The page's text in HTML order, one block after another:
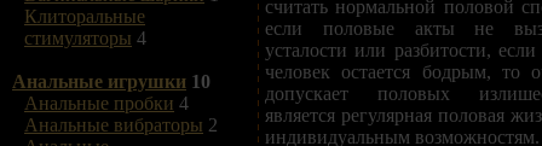
Клиторальные
стимуляторы 4
Анальные игрушки 10
Анальные пробки 4
Анальные вибраторы 2
считать нормальной половой
если половые акты не
усталости или разбитости,
человек остается бодрым, то
допускает половых
является регулярная половая
индивидуальным возможностям.